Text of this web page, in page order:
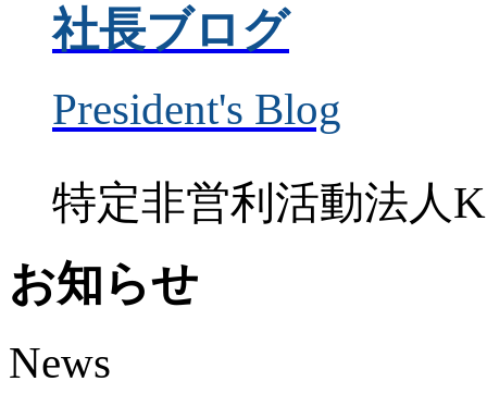
社長ブログ
President's Blog
特定非営利活動法人
お知らせ
News